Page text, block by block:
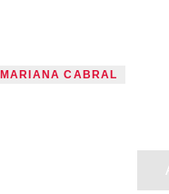
MARIANA CABRAL